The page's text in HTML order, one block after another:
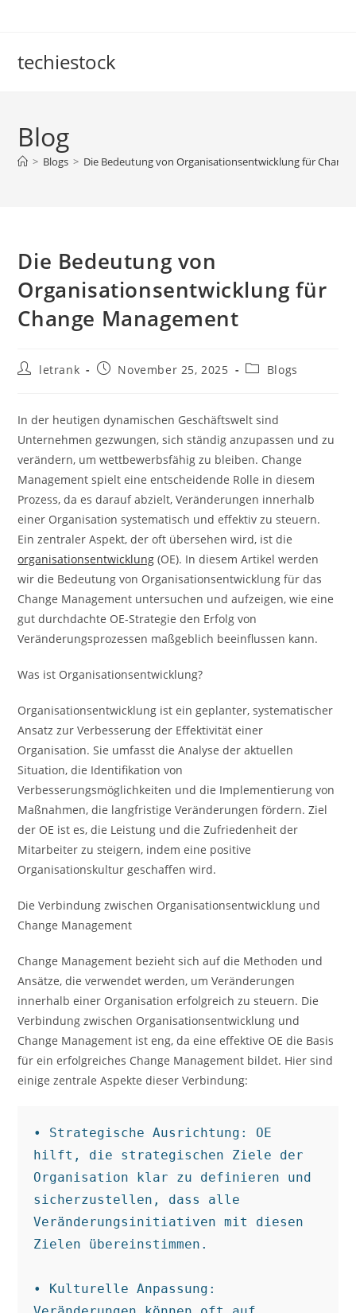
techiestock
Blog
> Blogs > Die Bedeutung von Organisationsentwicklung für
Die Bedeutung von
Organisationsentwicklung für
Change Management
Postletrank
PostNovember 25, 2025
PostBlogs
In der heutigen dynamischen Geschäftswelt sind
Unternehmen gezwungen, sich ständig anzupassen und zu
verändern, um wettbewerbsfähig zu bleiben. Change
Management spielt eine entscheidende Rolle in diesem
Prozess, da es darauf abzielt, Veränderungen innerhalb
einer Organisation systematisch und effektiv zu steuern.
Ein zentraler Aspekt, der oft übersehen wird, ist die
organisationsentwicklung (OE). In diesem Artikel werden
wir die Bedeutung von Organisationsentwicklung für das
Change Management untersuchen und aufzeigen, wie eine
gut durchdachte OE-Strategie den Erfolg von
Veränderungsprozessen maßgeblich beeinflussen kann.
Was ist Organisationsentwicklung?
Organisationsentwicklung ist ein geplanter, systematischer
Ansatz zur Verbesserung der Effektivität einer
Organisation. Sie umfasst die Analyse der aktuellen
Situation, die Identifikation von
Verbesserungsmöglichkeiten und die Implementierung von
Maßnahmen, die langfristige Veränderungen fördern. Ziel
der OE ist es, die Leistung und die Zufriedenheit der
Mitarbeiter zu steigern, indem eine positive
Organisationskultur geschaffen wird.
Die Verbindung zwischen Organisationsentwicklung und
Change Management
Change Management bezieht sich auf die Methoden und
Ansätze, die verwendet werden, um Veränderungen
innerhalb einer Organisation erfolgreich zu steuern. Die
Verbindung zwischen Organisationsentwicklung und
Change Management ist eng, da eine effektive OE die Basis
für ein erfolgreiches Change Management bildet. Hier sind
einige zentrale Aspekte dieser Verbindung:
• Strategische Ausrichtung: OE
hilft, die strategischen Ziele der
Organisation klar zu definieren und
sicherzustellen, dass alle
Veränderungsinitiativen mit diesen
Zielen übereinstimmen.
• Kulturelle Anpassung: